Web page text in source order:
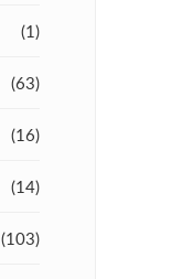
(1)
(63)
(16)
(14)
(103)